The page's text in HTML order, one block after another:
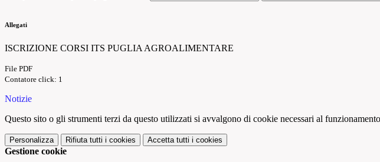
Allegati
ISCRIZIONE CORSI ITS PUGLIA AGROALIMENTARE
File PDF
Contatore click: 1
Notizie
Questo sito o gli strumenti terzi da questo utilizzati si avvalgono di cookie necessari al
Personalizza Rifiuta tutti i cookies Accetta tutti i cookies
Gestione cookie